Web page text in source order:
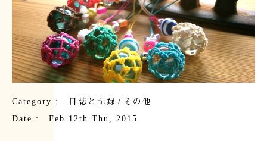
Category : 日誌と記録 / その他
Date : Feb 12th Thu, 2015